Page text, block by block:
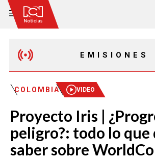
EMISIONES
MAÑANA EXPRESS
EMISIÓN 12:30 PM
EMISIÓN 7:00 PM
COLOMBIA VIDEO
Proyecto Iris |
peligro?: todo lo que
saber sobre